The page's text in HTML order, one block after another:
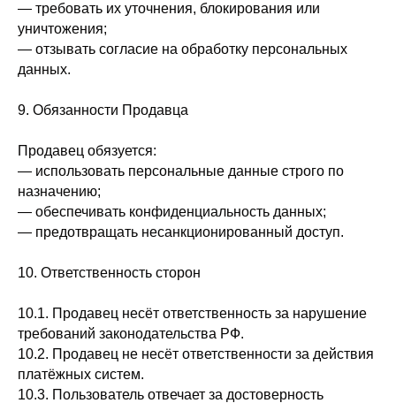
— требовать их уточнения, блокирования или
уничтожения;
— отзывать согласие на обработку персональных
данных.
9. Обязанности Продавца
Продавец обязуется:
— использовать персональные данные строго по
назначению;
— обеспечивать конфиденциальность данных;
— предотвращать несанкционированный доступ.
10. Ответственность сторон
10.1. Продавец несёт ответственность за нарушение
требований законодательства РФ.
10.2. Продавец не несёт ответственности за действия
платёжных систем.
10.3. Пользователь отвечает за достоверность